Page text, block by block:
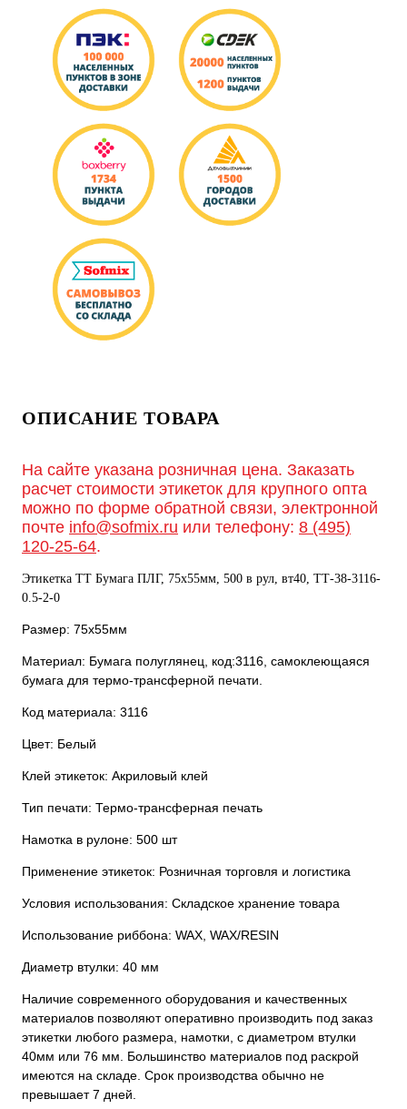
ОПИСАНИЕ ТОВАРА
На сайте указана розничная цена. Заказать
расчет стоимости этикеток для крупного опта
можно по форме обратной связи, электронной
почте info@sofmix.ru или телефону: 8 (495)
120-25-64.
Этикетка ТТ Бумага ПЛГ, 75х55мм, 500 в рул, вт40, TТ-38-3116-
0.5-2-0
Размер: 75х55мм
Материал: Бумага полуглянец, код:3116, самоклеющаяся
бумага для термо-трансферной печати.
Код материала: 3116
Цвет: Белый
Клей этикеток: Акриловый клей
Тип печати: Термо-трансферная печать
Намотка в рулоне: 500 шт
Применение этикеток: Розничная торговля и логистика
Условия использования: Складское хранение товара
Использование риббона: WAX, WAX/RESIN
Диаметр втулки: 40 мм
Наличие современного оборудования и качественных
материалов позволяют оперативно производить под заказ
этикетки любого размера, намотки, с диаметром втулки
40мм или 76 мм. Большинство материалов под раскрой
имеются на складе. Срок производства обычно не
превышает 7 дней.